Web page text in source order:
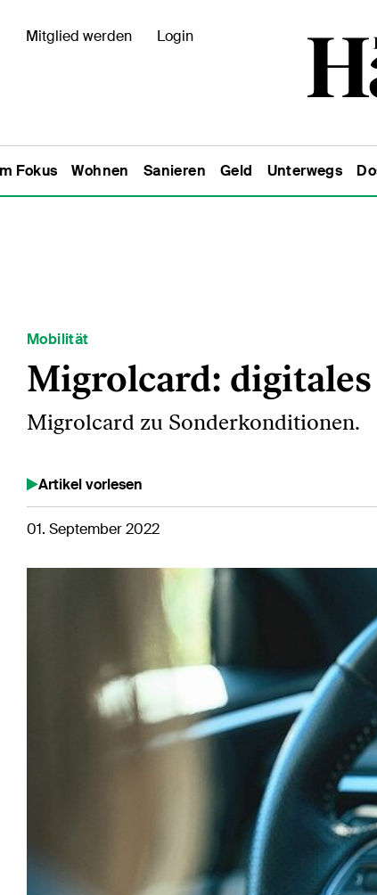
Mitglied werden Login
Fokus Wohnen Sanieren Geld Unterwegs
Mobilität
Migrolcard:
Migrolcard zu Sonderkonditionen.
Artikel vorlesen
01. September 2022